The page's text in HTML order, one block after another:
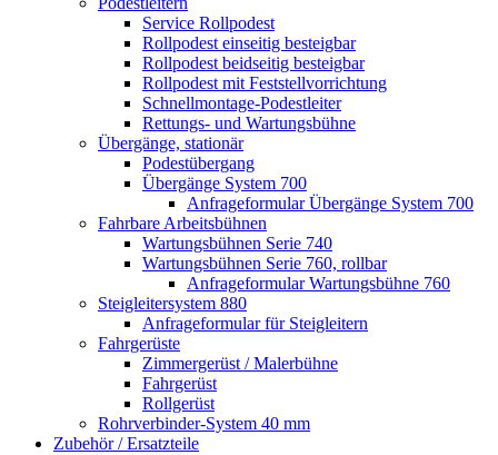
Service Rollpodest
Rollpodest einseitig besteigbar
Rollpodest beidseitig besteigbar
Rollpodest mit Feststellvorrichtung
Schnellmontage-Podestleiter
Rettungs- und Wartungsbühne
Übergänge, stationär
Podestübergang
Übergänge System 700
Anfrageformular Übergänge System 700
Fahrbare Arbeitsbühnen
Wartungsbühnen Serie 740
Wartungsbühnen Serie 760, rollbar
Anfrageformular Wartungsbühne 760
Steigleitersystem 880
Anfrageformular für Steigleitern
Fahrgerüste
Zimmergerüst / Malerbühne
Fahrgerüst
Rollgerüst
Rohrverbinder-System 40 mm
Zubehör / Ersatzteile